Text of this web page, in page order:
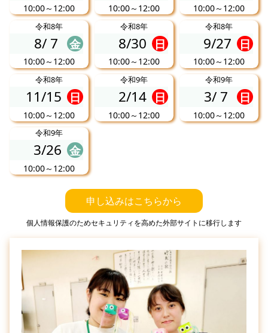
10:00～12:00 10:00～12:00 10:00～12:00
令和8年
8/ 7 金
10:00～12:00
令和8年
8/30 日
10:00～12:00
令和8年
9/27 日
10:00～12:00
令和8年
11/15 日
10:00～12:00
令和9年
2/14 日
10:00～12:00
令和9年
3/ 7 日
10:00～12:00
令和9年
3/26 金
10:00～12:00
申し込みはこちらから
個人情報保護のためセキュリティを高めた外部サイトに移行します